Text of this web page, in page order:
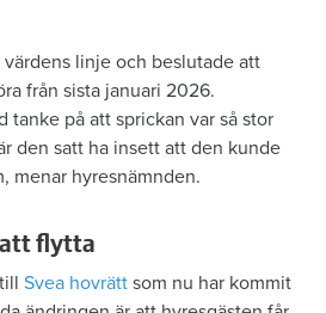
värdens linje och beslutade att
från sista januari 2026.
tanke på att sprickan var så stor
den satt ha insett att den kunde
menar hyresnämnden.
att flytta
Svea hovrätt som nu har kommit